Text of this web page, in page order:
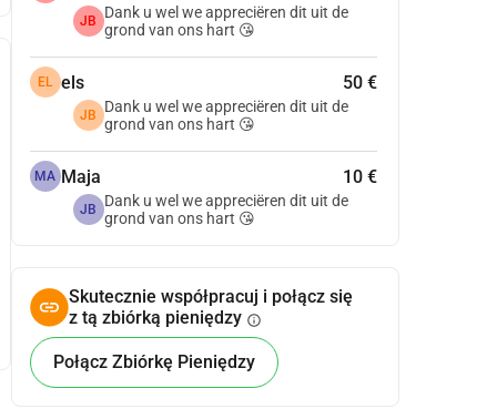
JB
Dank u wel we appreciëren dit uit de
grond van ons hart 😘
EL els 50 €
JB
Dank u wel we appreciëren dit uit de
grond van ons hart 😘
MA Maja 10 €
JB
Dank u wel we appreciëren dit uit de
grond van ons hart 😘
Skutecznie współpracuj i połącz się
z tą zbiórką pieniędzy info
Połącz Zbiórkę Pieniędzy